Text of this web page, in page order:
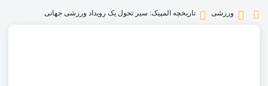
ورزشی تاریخچه المپیک: سیر تحول یک رویداد ورزشی جهانی